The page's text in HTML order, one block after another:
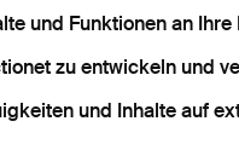
und Funktionen an
zu entwickeln und
und Inhalte auf